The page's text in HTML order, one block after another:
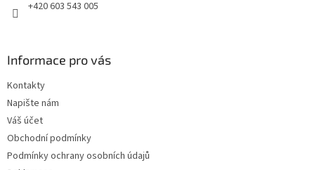
+420 603 543 005
Informace pro vás
Kontakty
Napište nám
Váš účet
Obchodní podmínky
Podmínky ochrany osobních údajů